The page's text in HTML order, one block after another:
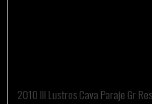
2010 Ill Lustros Cava Paraje Gr